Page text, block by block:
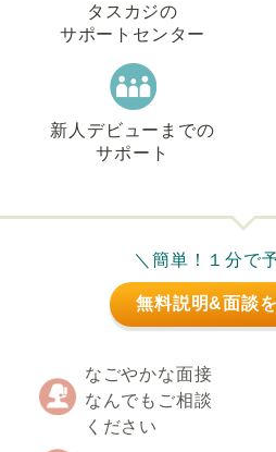
タスカジの
サポートセンター
新人デビューまでの
サポート
＼簡単！１分で
無料説明&面談
なごやかな面接
なんでもご相談
ください